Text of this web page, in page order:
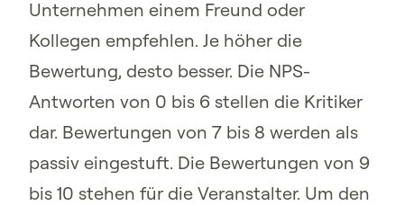
Unternehmen einem Freund oder
Kollegen empfehlen. Je höher die
Bewertung, desto besser. Die NPS-
Antworten von 0 bis 6 stellen die Kritiker
dar. Bewertungen von 7 bis 8 werden als
passiv eingestuft. Die Bewertungen von 9
bis 10 stehen für die Veranstalter. Um den